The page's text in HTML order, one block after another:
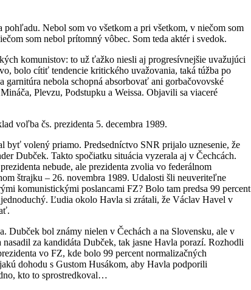
Nebol som vo všetkom a pri všetkom, v niečom som
som nebol prítomný vôbec. Som teda aktér i svedok.
komunistov: to už ťažko niesli aj progresívnejšie uvažujúci
bolo cítiť tendencie kritického uvažovania, taká túžba po
garnitúra nebola schopná absorbovať ani gorbačovovské
Plev­zu, Podstupku a Weissa. Objavili sa viaceré
voľba čs. prezidenta 5. decembra 1989.
volený priamo. Predsedníctvo SNR prijalo uznesenie, že
Dubček. Takto spočiatku situácia vyzerala aj v Čechcách.
nebude, ale prezidenta zvolia vo federálnom
štrajku – 26. novembra 1989. Udalosti šli neuveriteľne
komunistickými poslancami FZ? Bolo tam predsa 99 percent
Ľudia okolo Havla si zrátali, že Václav Havel v
Dubček bol známy nielen v Čechách a na Slovensku, ale v
za kandidáta Dubček, tak jasne Havla porazí. Rozhodli
vo FZ, kde bolo 99 percent normalizačných
dohodu s Gustom Husákom, aby Havla podporili
kto to sprostredkoval…